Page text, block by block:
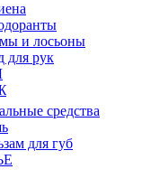
и лосьоны
для рук
средства
для губ